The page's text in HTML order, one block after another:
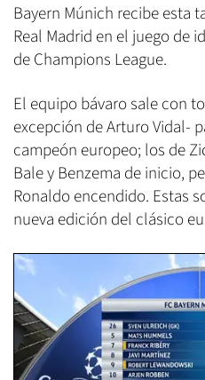
Bayern Múnich recibe esta
Real Madrid en el juego de
de Champions League.
El equipo bávaro sale con
excepción de Arturo Vidal-
campeón europeo; los de
Bale y Benzema de inicio,
Ronaldo encendido. Estas
nueva edición del clásico